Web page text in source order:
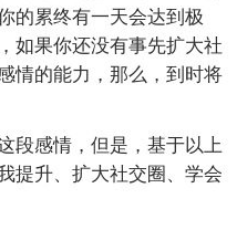
的累终有一天会达到极
如果你还没有事先扩大社
情的能力，那么，到时将
段感情，但是，基于以上
提升、扩大社交圈、学会